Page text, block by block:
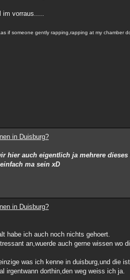
im vorraus.....
if someone gently rapping,rapping at my chamber
in Duisburg?
hier auch eigentlich ja mehrere
ma sein xD
in Duisburg?
habe ich auch noch nichts gehoert.
an,wuerde auch gerne wissen wo
was ich kenne in duisburg,und die
irgentwann dorthin,den weg weiss ich ja.